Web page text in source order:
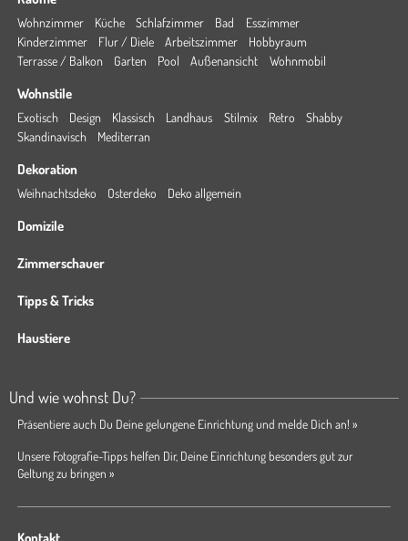
Wohnzimmer Küche Schlafzimmer Bad
Esszimmer
Kinderzimmer
Flur / Diele Arbeitszimmer
Hobbyraum
Terrasse / Balkon
Garten Pool Außenansicht Wohnmobil
Wohnstile
Exotisch Design Klassisch Landhaus Stilmix Retro
Shabby
Skandinavisch
Mediterran
Dekoration
Weihnachtsdeko Osterdeko Deko allgemein
Domizile
Zimmerschauer
Tipps & Tricks
Haustiere
Und wie wohnst Du?
Präsentiere auch Du Deine gelungene Einrichtung und melde Dich an! »
Unsere Fotografie-Tipps helfen Dir, Deine Einrichtung besonders gut zur
Geltung zu bringen »
Kontakt